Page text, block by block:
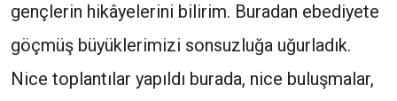
gençlerin hikâyelerini bilirim. Buradan ebediyete
göçmüş büyüklerimizi sonsuzluğa uğurladık.
Nice toplantılar yapıldı burada, nice buluşmalar,